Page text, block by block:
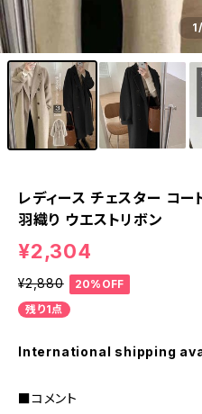
1
レディース チェスター コー
羽織り ウエストリボン
¥2,304
¥2,880
20%OFF
残り1点
International shipping
■コメント